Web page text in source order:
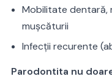
Mobilitate dentară,
mușcăturii
Infecții recurente
Parodontita nu